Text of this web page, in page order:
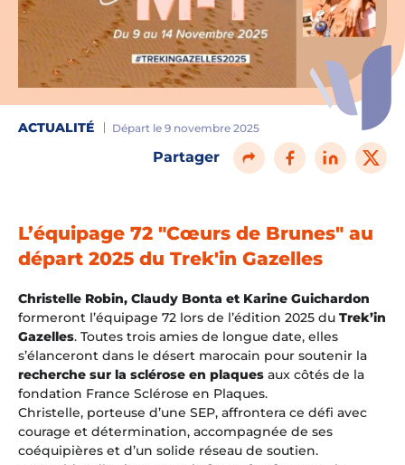
ACTUALITÉ Départ le 9 novembre 2025
Partager
L’équipage 72 "Cœurs de Brunes" au
départ 2025 du Trek'in Gazelles
Christelle Robin, Claudy Bonta et Karine Guichardon
formeront l’équipage 72 lors de l’édition 2025 du Trek’in
Gazelles. Toutes trois amies de longue date, elles
s’élanceront dans le désert marocain pour soutenir la
recherche sur la sclérose en plaques aux côtés de la
fondation France Sclérose en Plaques.
Christelle, porteuse d’une SEP, affrontera ce défi avec
courage et détermination, accompagnée de ses
coéquipières et d’un solide réseau de soutien.